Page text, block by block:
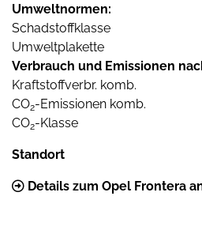
Umweltnormen:
Schadstoffklasse
Umweltplakette
Verbrauch und Emissionen
Kraftstoffverbr. komb.
CO2-Emissionen komb.
CO2-Klasse
Standort
Details zum Opel Frontera